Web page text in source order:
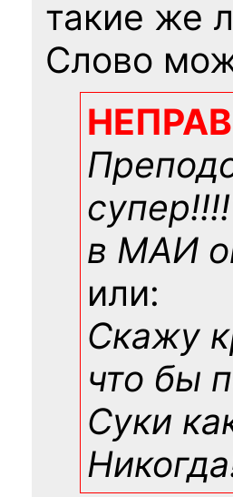
такие же
Слово
в МАИ
или:
Скажу
что бы
Суки